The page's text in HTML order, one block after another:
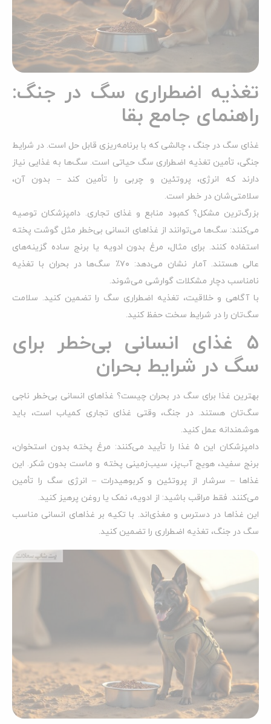
تغذیه اضطراری سگ در جنگ:
راهنمای جامع بقا
غذای سگ در جنگ ، چالشی که با برنامه‌ریزی قابل حل است. در شرایط
جنگی، تأمین تغذیه اضطراری سگ حیاتی است. سگ‌ها به غذایی نیاز
دارند که انرژی، پروتئین و چربی را تأمین کند – بدون آن،
سلامتی‌شان در خطر است.
بزرگ‌ترین مشکل؟ کمبود منابع و غذای تجاری. دامپزشکان توصیه
می‌کنند: سگ‌ها می‌توانند از غذاهای انسانی بی‌خطر مثل گوشت پخته
استفاده کنند. برای مثال، مرغ بدون ادویه یا برنج ساده گزینه‌های
عالی هستند. آمار نشان می‌دهد: ۷۰٪ سگ‌ها در بحران با تغذیه
نامناسب دچار مشکلات گوارشی می‌شوند.
با آگاهی و خلاقیت، تغذیه اضطراری سگ را تضمین کنید. سلامت
سگ‌تان را در شرایط سخت حفظ کنید.
۵ غذای انسانی بی‌خطر برای
سگ در شرایط بحران
بهترین غذا برای سگ در بحران چیست؟ غذاهای انسانی بی‌خطر ناجی
سگ‌تان هستند. در جنگ، وقتی غذای تجاری کمیاب است، باید
هوشمندانه عمل کنید.
دامپزشکان این ۵ غذا را تأیید می‌کنند: مرغ پخته بدون استخوان،
برنج سفید، هویج آب‌پز، سیب‌زمینی پخته و ماست بدون شکر. این
غذاها – سرشار از پروتئین و کربوهیدرات – انرژی سگ را تأمین
می‌کنند. فقط مراقب باشید: از ادویه، نمک یا روغن پرهیز کنید.
این غذاها در دسترس و مغذی‌اند. با تکیه بر غذاهای انسانی مناسب
سگ در جنگ، تغذیه اضطراری را تضمین کنید.